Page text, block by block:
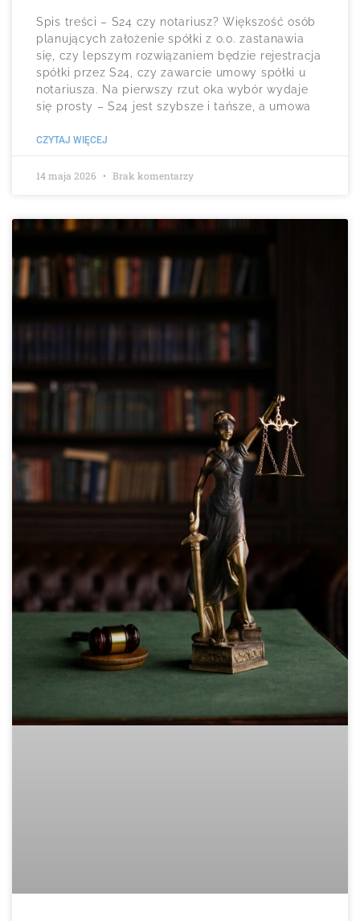
Spis treści – S24 czy notariusz? Większość osób
planujących założenie spółki z o.o. zastanawia
się, czy lepszym rozwiązaniem będzie rejestracja
spółki przez S24, czy zawarcie umowy spółki u
notariusza. Na pierwszy rzut oka wybór wydaje
się prosty – S24 jest szybsze i tańsze, a umowa
CZYTAJ WIĘCEJ
14 maja 2026 Brak komentarzy